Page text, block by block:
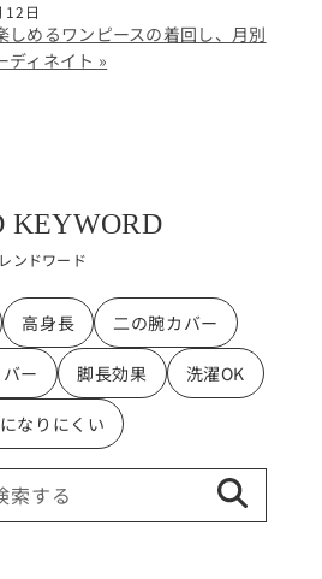
日
しめるワンピースの着回し、月別
ディネイト
KEYWORD
ンドワード
高身長 二の腕カバー
ー 脚長効果 洗濯OK
なりにくい
索する